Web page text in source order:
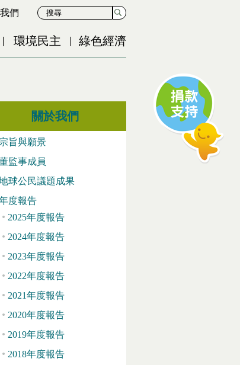
們
環境民主 綠色經濟
關於我們
宗旨與願景
監事成員
球公民議題成果
度報告
2025年度報告
2024年度報告
2023年度報告
2022年度報告
2021年度報告
2020年度報告
2019年度報告
2018年度報告